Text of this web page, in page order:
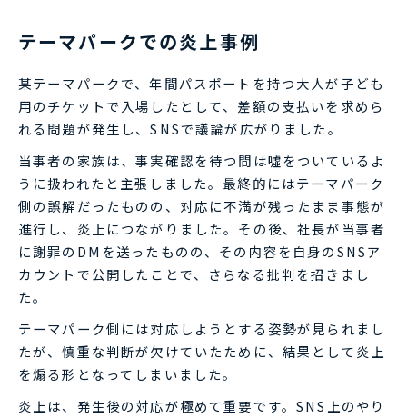
テーマパークでの炎上事例
某テーマパークで、年間パスポートを持つ大人が子ども
用のチケットで入場したとして、差額の支払いを求めら
れる問題が発生し、SNSで議論が広がりました。
当事者の家族は、事実確認を待つ間は噓をついているよ
うに扱われたと主張しました。最終的にはテーマパーク
側の誤解だったものの、対応に不満が残ったまま事態が
進行し、炎上につながりました。その後、社長が当事者
に謝罪のDMを送ったものの、その内容を自身のSNSア
カウントで公開したことで、さらなる批判を招きまし
た。
テーマパーク側には対応しようとする姿勢が見られまし
たが、慎重な判断が欠けていたために、結果として炎上
を煽る形となってしまいました。
炎上は、発生後の対応が極めて重要です。SNS上のやり